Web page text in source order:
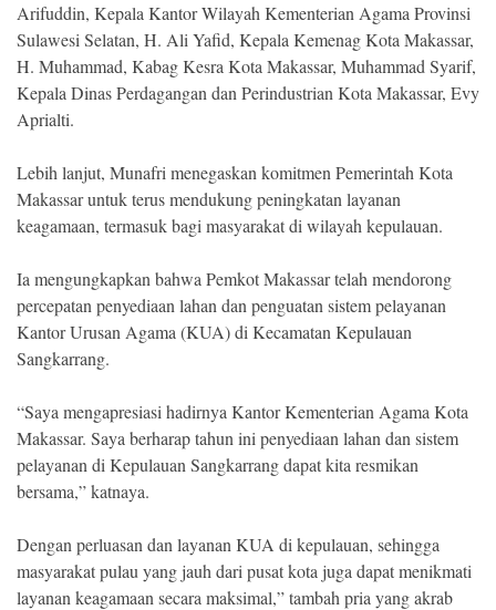
Arifuddin, Kepala Kantor Wilayah Kementerian Agama Provinsi
Sulawesi Selatan, H. Ali Yafid, Kepala Kemenag Kota Makassar,
H. Muhammad, Kabag Kesra Kota Makassar, Muhammad Syarif,
Kepala Dinas Perdagangan dan Perindustrian Kota Makassar, Evy
Aprialti.
Lebih lanjut, Munafri menegaskan komitmen Pemerintah Kota
Makassar untuk terus mendukung peningkatan layanan
keagamaan, termasuk bagi masyarakat di wilayah kepulauan.
Ia mengungkapkan bahwa Pemkot Makassar telah mendorong
percepatan penyediaan lahan dan penguatan sistem pelayanan
Kantor Urusan Agama (KUA) di Kecamatan Kepulauan
Sangkarrang.
“Saya mengapresiasi hadirnya Kantor Kementerian Agama Kota
Makassar. Saya berharap tahun ini penyediaan lahan dan sistem
pelayanan di Kepulauan Sangkarrang dapat kita resmikan
bersama,” katnaya.
Dengan perluasan dan layanan KUA di kepulauan, sehingga
masyarakat pulau yang jauh dari pusat kota juga dapat menikmati
layanan keagamaan secara maksimal,” tambah pria yang akrab